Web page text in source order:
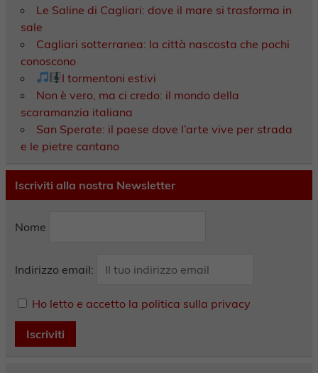
Le Saline di Cagliari: dove il mare si trasforma in
sale
Cagliari sotterranea: la città nascosta che pochi
conoscono
I tormentoni estivi
Non è vero, ma ci credo: il mondo della
scaramanzia italiana
San Sperate: il paese dove l’arte vive per strada
e le pietre cantano
Iscriviti alla nostra Newsletter
Nome
Indirizzo email:
Ho letto e accetto la politica sulla privacy